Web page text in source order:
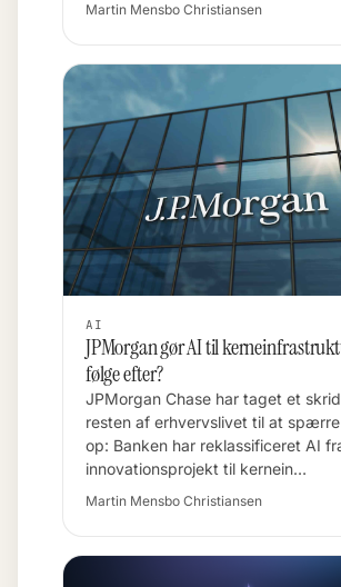
Martin Mensbo Christiansen
AI
JPMorgan gør AI til
følge efter?
JPMorgan Chase har taget et
resten af erhvervslivet til at
op: Banken har reklassificeret AI
innovationsprojekt til kernein…
Martin Mensbo Christiansen